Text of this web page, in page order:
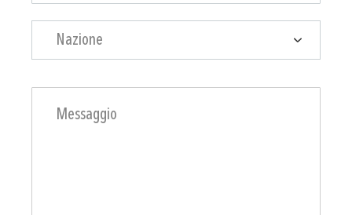
Nazione